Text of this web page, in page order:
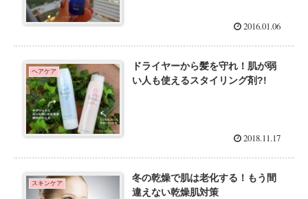
2016.01.06
ヘアケア
ドライヤーから髪を守れ！肌が弱
い人も使えるスタイリング剤?!
2018.11.17
スキンケア
冬の乾燥で肌は老化する！もう間
違えない乾燥肌対策